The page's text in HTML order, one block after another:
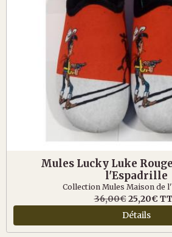
Mules Lucky Luke
l'Espadrille
Collection Mules Maison de
36,00€25,20€
Détails